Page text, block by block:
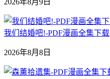
2026年8月9日
我们结婚吧!-PDF漫画全集下载
2026年8月8日